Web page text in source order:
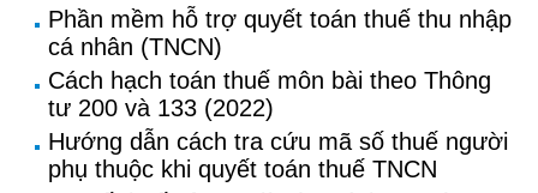
Phần mềm hỗ trợ quyết toán thuế thu nhập
cá nhân (TNCN)
Cách hạch toán thuế môn bài theo Thông
tư 200 và 133 (2022)
Hướng dẫn cách tra cứu mã số thuế người
phụ thuộc khi quyết toán thuế TNCN